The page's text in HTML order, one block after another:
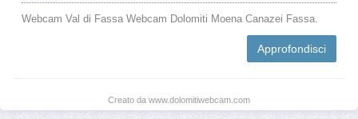
Webcam Val di Fassa Webcam Dolomiti Moena Canazei Fassa.
Approfondisci
Creato da www.dolomitiwebcam.com